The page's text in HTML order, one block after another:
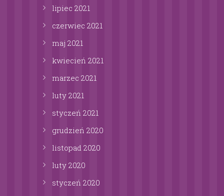
lipiec 2021
czerwiec 2021
maj 2021
kwiecień 2021
marzec 2021
luty 2021
styczeń 2021
grudzień 2020
listopad 2020
luty 2020
styczeń 2020